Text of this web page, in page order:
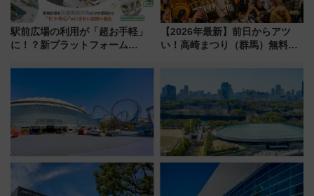
駅前広場の利用が「超お手軽」
に！？新プラットフォーム
マホで簡単申請 物販や演奏会な
【2026年最新】前日からアツ
い！高崎まつり（群馬）無料観